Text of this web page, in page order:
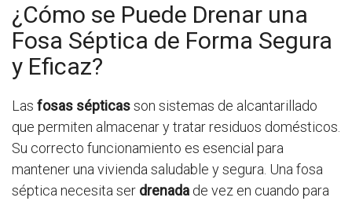
¿Cómo se Puede Drenar una
Fosa Séptica de Forma Segura
y Eficaz?
Las fosas sépticasson sistemas de alcantarillado
que permiten almacenar y tratar residuos domésticos.
Su correcto funcionamiento es esencial para
mantener una vivienda saludable y segura. Una fosa
séptica necesita ser drenada de vez en cuando para